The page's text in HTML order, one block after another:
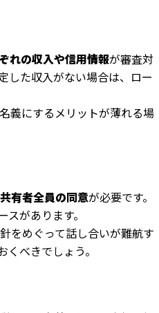
れの収入や信用情報が審査対
した収入がない場合は、ロー
義にするメリットが薄れる場
共有者全員の同意が必要です。
があります。
をめぐって話し合いが難航す
べきでしょう。